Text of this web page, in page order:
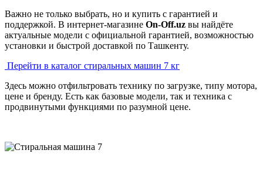
Важно не только выбрать, но и купить с гарантией и
поддержкой. В интернет-магазине On-Off.uz вы найдёте
актуальные модели с официальной гарантией, возможностью
установки и быстрой доставкой по Ташкенту.
Перейти в каталог стиральных машин 7 кг
Здесь можно отфильтровать технику по загрузке, типу мотора,
цене и бренду. Есть как базовые модели, так и техника с
продвинутыми функциями по разумной цене.